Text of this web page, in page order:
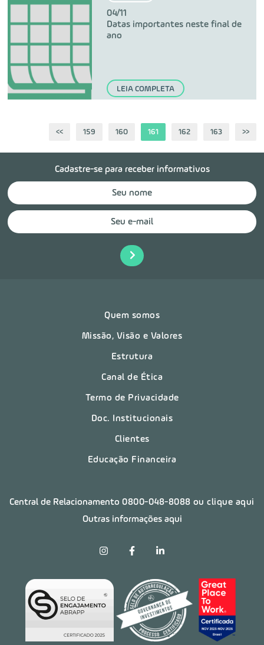
04/11
Datas importantes neste final de
ano
LEIA COMPLETA
<< 159 160 161 162 163 >>
Cadastre-se para receber informativos
Quem somos
Missão, Visão e Valores
Estrutura
Canal de Ética
Termo de Privacidade
Doc. Institucionais
Clientes
Educação Financeira
Central de Relacionamento0800-048-8088 ou clique aqui
Outras informações aqui